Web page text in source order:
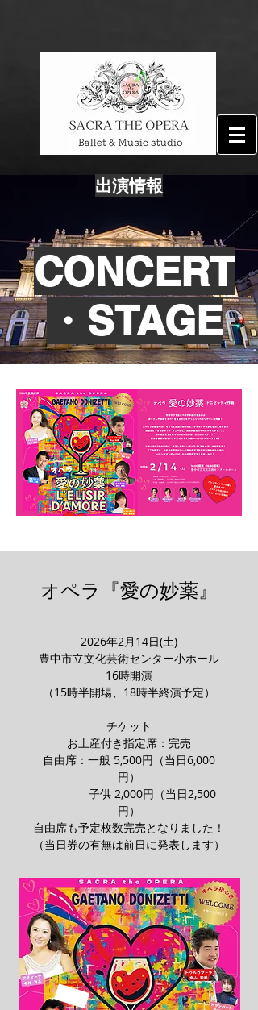
​出演情報
CONCERT
・STAGE
​オペラ『愛の妙薬』
​2026年2月14日(土)
豊中市立文化芸術センター小ホール
16時開演
（15時半開場、18時半終演予定）
チケット
お土産付き指定席：完売
自由席：一般 5,500円（当日6,000
円）
子供 2,000円（当日2,500
円）
自由席も予定枚数完売となりました！
​（当日券の有無は前日に発表します）
​満員御礼